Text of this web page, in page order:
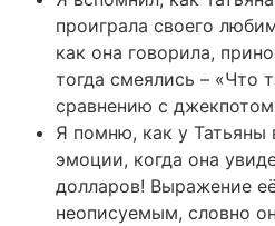
проиграла своего
как она говорила,
тогда смеялись – «Что
сравнению с
Я помню, как у Татьяны
эмоции, когда она
долларов! Выражение
неописуемым, словно